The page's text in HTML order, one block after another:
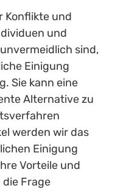
Konflikte und
und
sind,
Einigung
Sie kann eine
Alternative zu
werden wir das
Einigung
Vorteile und
Frage